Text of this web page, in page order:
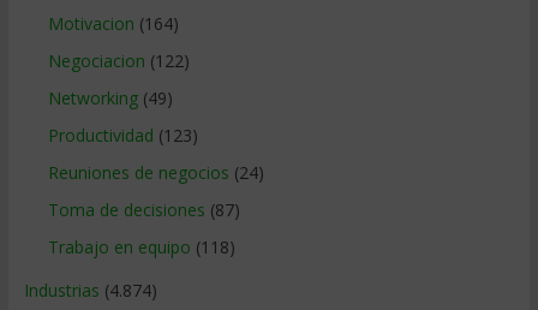
Motivacion (164)
Negociacion (122)
Networking(49)
Productividad (123)
Reuniones de negocios (24)
Toma de decisiones (87)
Trabajo en equipo (118)
Industrias (4.874)